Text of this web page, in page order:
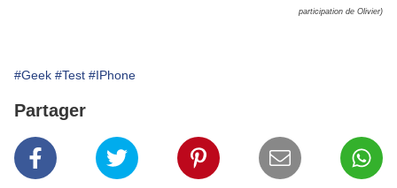
participation de Olivier)
#Geek #Test #IPhone
Partager